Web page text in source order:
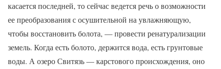
касается последней, то сейчас ведется речь о возможности
ее преобразования с осушительной на увлажняющую,
чтобы восстановить болота, — провести ренатурализации
земель. Когда есть болото, держится вода, есть грунтовые
воды. А озеро Свитязь — карстового происхождения, оно